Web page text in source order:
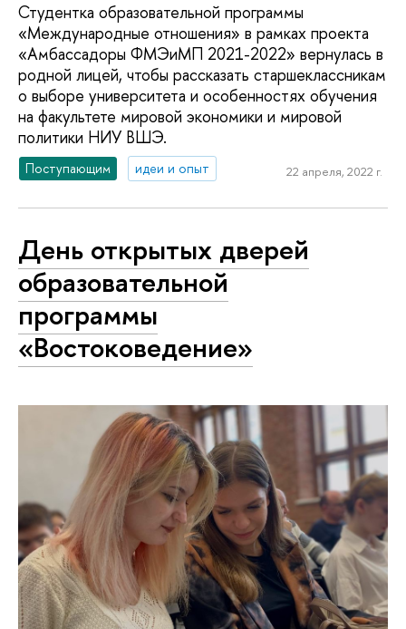
Студентка образовательной программы
«Международные отношения» в рамках проекта
«Амбассадоры ФМЭиМП 2021-2022» вернулась в
родной лицей, чтобы рассказать старшеклассникам
о выборе университета и особенностях обучения
на факультете мировой экономики и мировой
политики НИУ ВШЭ.
Поступающим идеи и опыт 22 апреля, 2022 г.
День открытых дверей
образовательной
программы
«Востоковедение»